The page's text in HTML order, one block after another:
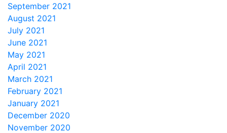
September 2021
August 2021
July 2021
June 2021
May 2021
April 2021
March 2021
February 2021
January 2021
December 2020
November 2020